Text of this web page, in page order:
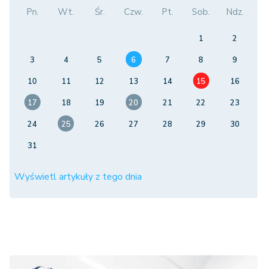
Pn. Wt. Śr. Czw. Pt. Sob. Ndz.
1
2
3
4 5 6 7 8
9
10
11 12 13 14 15
16
17
18 19 20 21 22
23
24
25 26 27 28 29
30
31
Wyświetl artykuły z tego dnia